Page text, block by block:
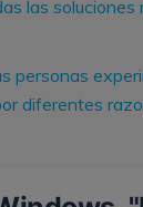
las soluciones
personas
diferentes